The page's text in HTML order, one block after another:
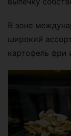
В зоне
широкий
картофель фри